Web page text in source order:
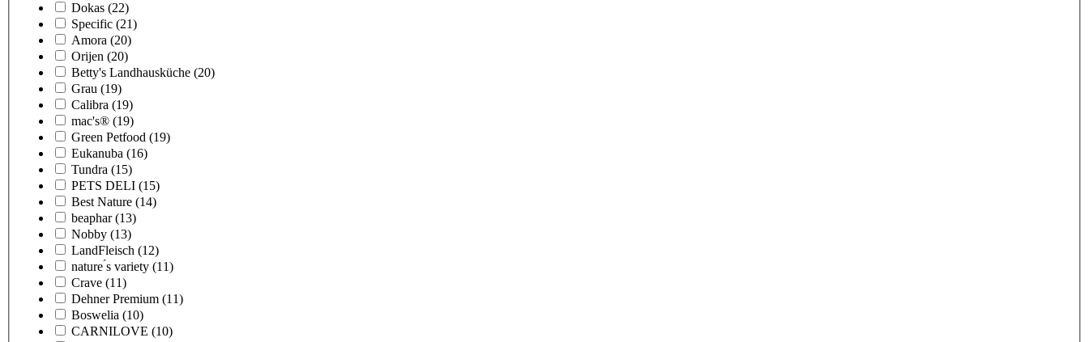
Dokas (22)
Specific (21)
Amora (20)
Orijen (20)
Betty's Landhausküche (20)
Grau (19)
Calibra (19)
mac's® (19)
Green Petfood (19)
Eukanuba (16)
Tundra (15)
PETS DELI (15)
Best Nature (14)
beaphar (13)
Nobby (13)
LandFleisch (12)
nature ́s variety (11)
Crave (11)
Dehner Premium (11)
Boswelia (10)
CARNILOVE (10)